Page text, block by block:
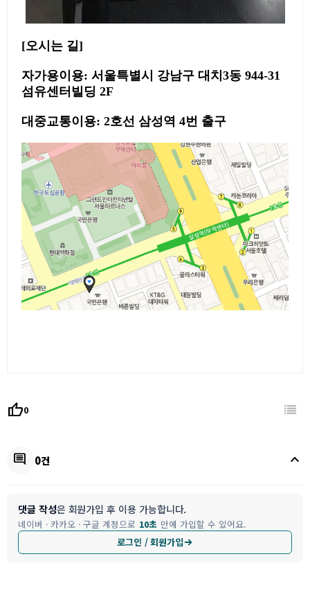
[오시는 길]
자가용이용: 서울특별시 강남구 대치3동 944-31
섬유센터빌딩 2F
대중교통이용: 2호선 삼성역 4번 출구
thumb_up0
comment 0건 keyboard_arrow_up
댓글 작성은 회원가입 후 이용 가능합니다.
네이버 · 카카오 · 구글 계정으로 10초 만에 가입할 수 있어요.
로그인 / 회원가입